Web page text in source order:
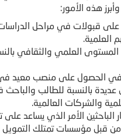
هذه الأمور:
قبولات في مراحل الدراسات
العلمية.
العلمي والثقافي
في الحصول على منصب معيد
بالنسبة للطالب
والشركات العالمية.
الباحثين الأمر الذي يساعد على
قبل مؤسسات تمتلك التمويل